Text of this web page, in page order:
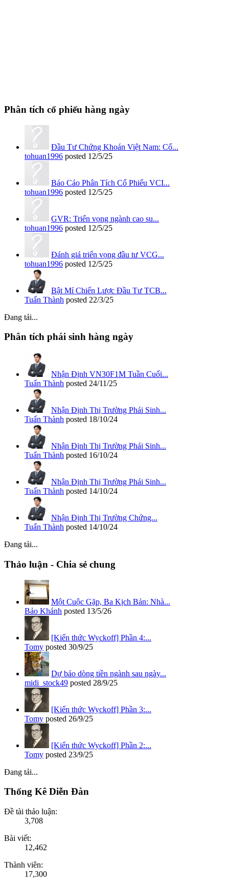
Phân tích cổ phiếu hàng ngày
Đầu Tư Chứng Khoán Việt Nam: Cổ...
tohuan1996 posted 12/5/25
Báo Cáo Phân Tích Cổ Phiếu VCI...
tohuan1996 posted 12/5/25
GVR: Triển vọng ngành cao su...
tohuan1996 posted 12/5/25
Đánh giá triển vọng đầu tư VCG...
tohuan1996 posted 12/5/25
Bật Mí Chiến Lược Đầu Tư TCB...
Tuấn Thành posted 22/3/25
Đang tải...
Phân tích phái sinh hàng ngày
Nhận Định VN30F1M Tuần Cuối...
Tuấn Thành posted 24/11/25
Nhận Định Thị Trường Phái Sinh...
Tuấn Thành posted 18/10/24
Nhận Định Thị Trường Phái Sinh...
Tuấn Thành posted 16/10/24
Nhận Định Thị Trường Phái Sinh...
Tuấn Thành posted 14/10/24
Nhận Định Thị Trường Chứng...
Tuấn Thành posted 14/10/24
Đang tải...
Thảo luận - Chia sẻ chung
Một Cuộc Gặp, Ba Kịch Bản: Nhà...
Bảo Khánh posted 13/5/26
[Kiến thức Wyckoff] Phần 4:...
Tomy posted 30/9/25
Dự báo dòng tiền ngành sau ngày...
midi_stock49 posted 28/9/25
[Kiến thức Wyckoff] Phần 3:...
Tomy posted 26/9/25
[Kiến thức Wyckoff] Phần 2:...
Tomy posted 23/9/25
Đang tải...
Thống Kê Diễn Đàn
Đề tài thảo luận:
3,708
Bài viết:
12,462
Thành viên:
17,300